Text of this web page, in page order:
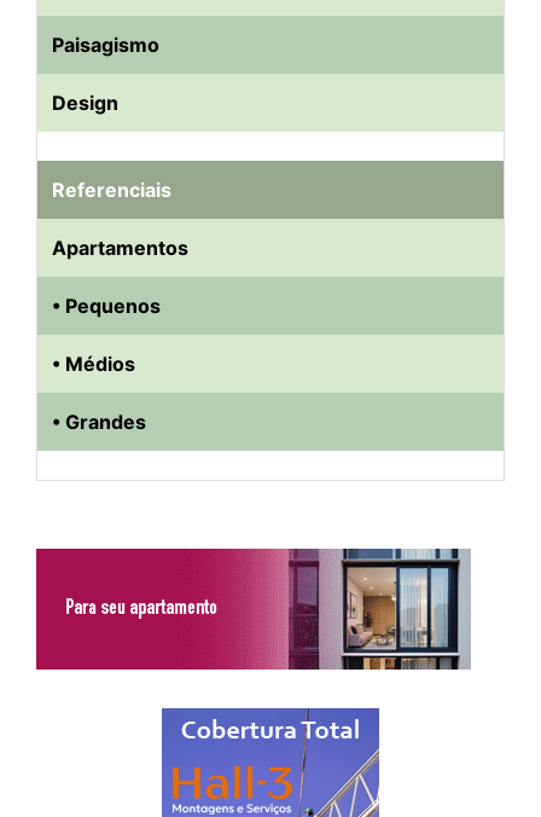
Paisagismo
Design
Referenciais
Apartamentos
• Pequenos
• Médios
• Grandes